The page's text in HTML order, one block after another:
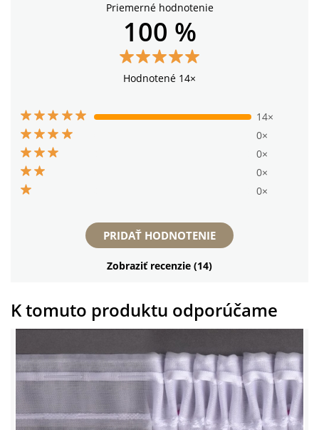
Priemerné hodnotenie
100 %
Hodnotené 14×
14×
0×
0×
0×
0×
PRIDAŤ HODNOTENIE
Zobraziť recenzie (14)
K tomuto produktu odporúčame